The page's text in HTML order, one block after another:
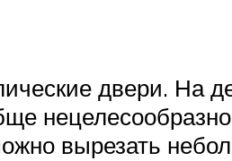
двери. На
вырезать